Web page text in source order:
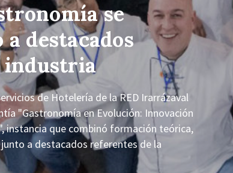
se
destacados
industria
de Hotelería de la RED Irarrázaval
"Gastronomía en Evolución: Innovación
instancia que combinó formación teórica,
a destacados referentes de la